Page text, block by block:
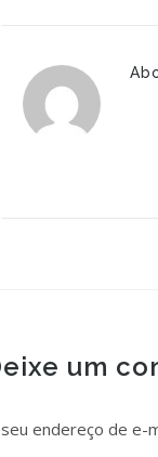
um
endereço de e-